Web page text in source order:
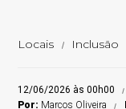
Locais Inclusão
12/06/2026 às 00h00
Por: Marcos Oliveira